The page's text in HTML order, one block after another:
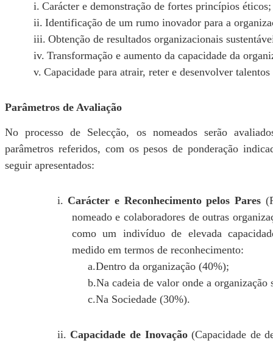
i. Carácter e demonstração de fortes princípios éticos;
ii. Identificação de um rumo inovador para a
iii. Obtenção de resultados organizacionais
iv. Transformação e aumento da capacidade da
v. Capacidade para atrair, reter e desenvolver
Parâmetros de Avaliação
No processo de Selecção, os nomeados serão
parâmetros referidos, com os pesos de ponderação
seguir apresentados:
i. Carácter e Reconhecimento pelos Pares
nomeado e colaboradores de outras
como um indivíduo de elevada
medido em termos de reconhecimento:
a.Dentro da organização (40%);
b.Na cadeia de valor onde a organização
c.Na Sociedade (30%).
ii. Capacidade de Inovação(Capacidade de